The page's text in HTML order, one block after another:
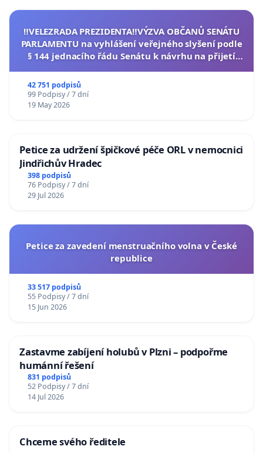
‼️VELEZRADA PREZIDENTA‼️VÝZVA OBČANŮ SENÁTU
PARLAMENTU na vyhlášení veřejného slyšení podle
§ 144 jednacího řádu Senátu k návrhu na přijetí
42 751 podpisů
99 Podpisy / 7 dní
19 May 2026
Petice za udržení špičkové péče ORL v nemocnici
Jindřichův Hradec
398 podpisů
76 Podpisy / 7 dní
29 Jul 2026
Petice za zavedení menstruačního volna v České
republice
33 517 podpisů
55 Podpisy / 7 dní
15 Jun 2026
Zastavme zabíjení holubů v Plzni – podpořme
humánní řešení
831 podpisů
52 Podpisy / 7 dní
14 Jul 2026
Chceme svého ředitele